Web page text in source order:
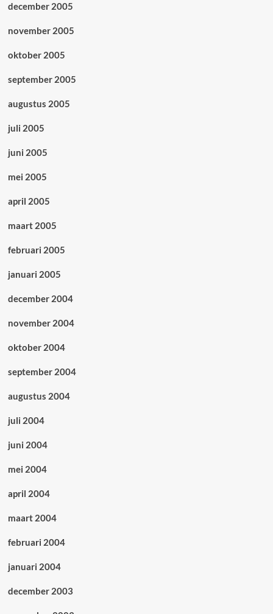
december 2005
november 2005
oktober 2005
september 2005
augustus 2005
juli 2005
juni 2005
mei 2005
april 2005
maart 2005
februari 2005
januari 2005
december 2004
november 2004
oktober 2004
september 2004
augustus 2004
juli 2004
juni 2004
mei 2004
april 2004
maart 2004
februari 2004
januari 2004
december 2003